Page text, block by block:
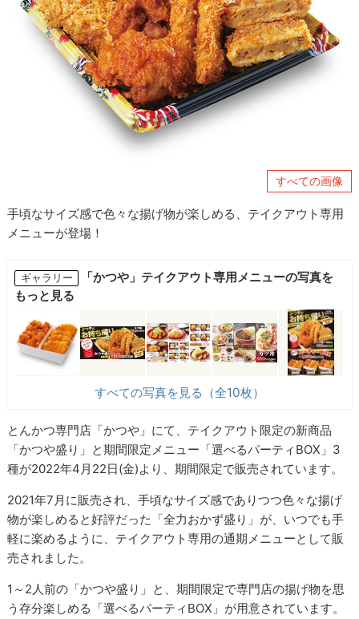
すべての画像
手頃なサイズ感で色々な揚げ物が楽しめる、テイクアウト専用
メニューが登場！
ギャラリー
「かつや」テイクアウト専用メニューの写真を
もっと見る
すべての写真を見る（全10枚）
とんかつ専門店「かつや」にて、テイクアウト限定の新商品
「かつや盛り」と期間限定メニュー「選べるパーティBOX」3
種が2022年4月22日(金)より、期間限定で販売されています。
2021年7月に販売され、手頃なサイズ感でありつつ色々な揚げ
物が楽しめると好評だった「全力おかず盛り」が、いつでも手
軽に楽めるように、テイクアウト専用の通期メニューとして販
売されました。
1～2人前の「かつや盛り」と、期間限定で専門店の揚げ物を思
う存分楽しめる「選べるパーティBOX」が用意されています。